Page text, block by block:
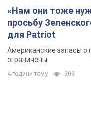
«Нам они тоже
просьбу
для Patriot
Американские запасы
ограничены
4 години тому 603